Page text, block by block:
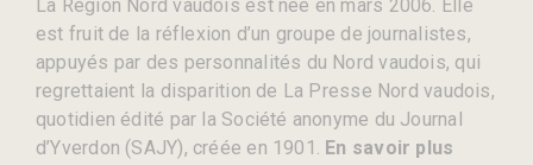
La Région Nord vaudois est née en mars 2006. Elle
est fruit de la réflexion d’un groupe de journalistes,
appuyés par des personnalités du Nord vaudois, qui
regrettaient la disparition de La Presse Nord vaudois,
quotidien édité par la Société anonyme du Journal
d’Yverdon (SAJY), créée en 1901. En savoir plus